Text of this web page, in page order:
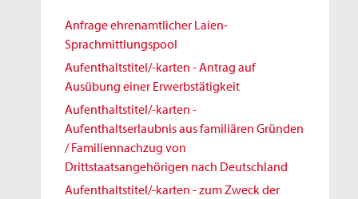
Anfrage ehrenamtlicher Laien-
Sprachmittlungspool
Aufenthaltstitel/-karten - Antrag auf
Ausübung einer Erwerbstätigkeit
Aufenthaltstitel/-karten -
Aufenthaltserlaubnis aus familiären Gründen
/ Familiennachzug von
Drittstaatsangehörigen nach Deutschland
Aufenthaltstitel/-karten - zum Zweck der